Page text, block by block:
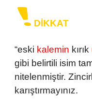
DİKKAT
“eski kalemin kırık
gibi belirtili isim
nitelenmiştir.
karıştırmayınız.